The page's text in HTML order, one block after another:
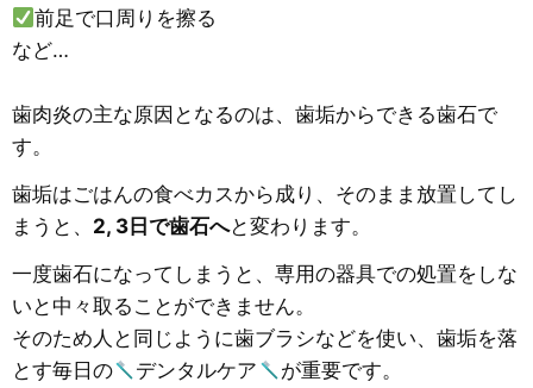
前足で口周りを擦る
など…
歯肉炎の主な原因となるのは、歯垢からできる歯石で
す。
歯垢はごはんの食べカスから成り、そのまま放置してし
まうと、 2, 3日で歯石へと変わります。
一度歯石になってしまうと、専用の器具での処置をしな
いと中々取ることができません。
そのため人と同じように歯ブラシなどを使い、歯垢を落
とす毎日の
デンタルケア
が重要です。